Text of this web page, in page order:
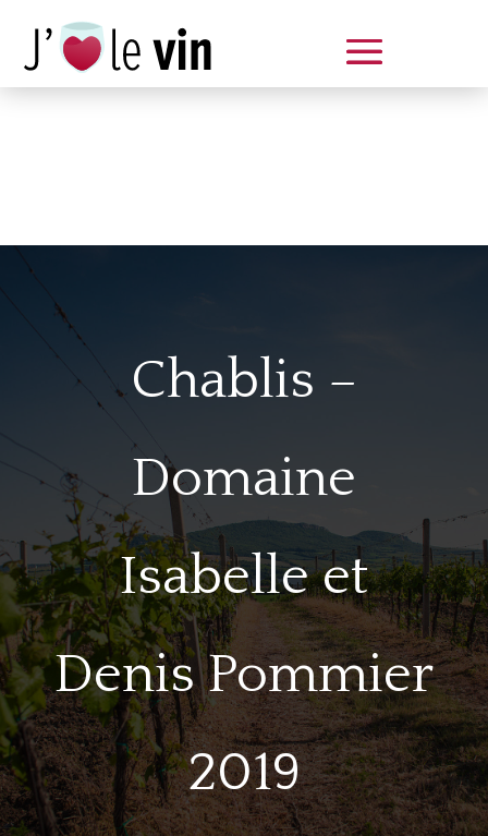
Chablis –
Domaine
Isabelle et
Denis Pommier
2019